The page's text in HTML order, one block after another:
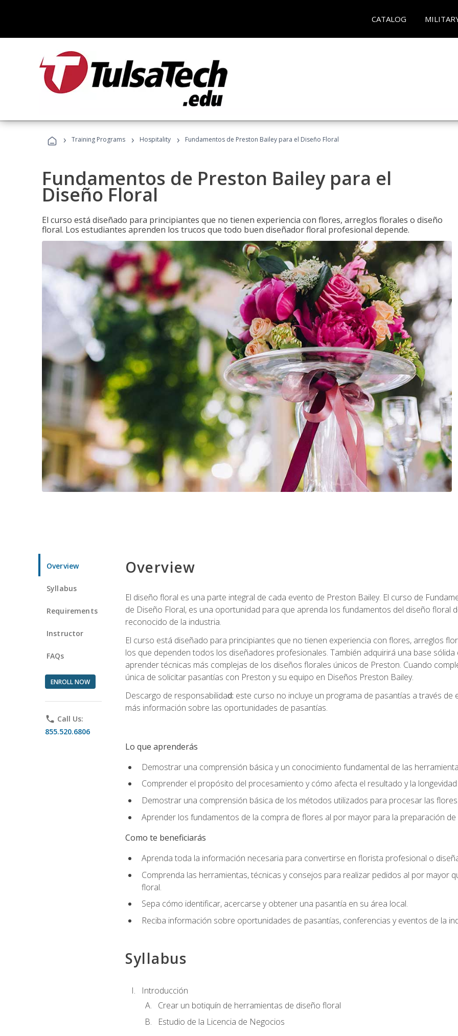
CATALOG
› Training Programs › Hospitality › Fundamentos de Preston Bailey para el Diseño Floral
Fundamentos de Preston Bailey para el
Diseño Floral
El curso está diseñado para principiantes que no tienen experiencia con flores, arreglos florales o diseño
floral. Los estudiantes aprenden los trucos que todo buen diseñador floral profesional depende.
Overview
Syllabus
Requirements
Instructor
FAQs
ENROLL NOW
phone Call Us:
855.520.6806
Overview
El diseño floral es una parte integral de cada evento de Preston Bailey. El curso de
de Diseño Floral, es una oportunidad para que aprenda los fundamentos del diseño floral
reconocido de la industria.
El curso está diseñado para principiantes que no tienen experiencia con flores, arreglos
los que dependen todos los diseñadores profesionales. También adquirirá una base
aprender técnicas más complejas de los diseños florales únicos de Preston. Cuando
única de solicitar pasantías con Preston y su equipo en Diseños Preston Bailey.
Descargo de responsabilidad: este curso no incluye un programa de pasantías a través
más información sobre las oportunidades de pasantías.
Lo que aprenderás
Demostrar una comprensión básica y un conocimiento fundamental de las
Comprender el propósito del procesamiento y cómo afecta el resultado y la
Demostrar una comprensión básica de los métodos utilizados para procesar las
Aprender los fundamentos de la compra de flores al por mayor para la preparación
Como te beneficiarás
Aprenda toda la información necesaria para convertirse en florista profesional o
Comprenda las herramientas, técnicas y consejos para realizar pedidos al por mayor
floral.
Sepa cómo identificar, acercarse y obtener una pasantía en su área local.
Reciba información sobre oportunidades de pasantías, conferencias y eventos de la
Syllabus
Introducción
Crear un botiquín de herramientas de diseño floral
Estudio de la Licencia de Negocios